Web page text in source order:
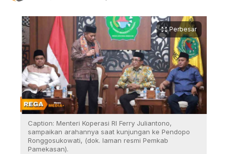
Perbesar
Caption: Menteri Koperasi RI Ferry Juliantono,
sampaikan arahannya saat kunjungan ke Pendopo
Ronggosukowati, (dok. laman resmi Pemkab
Pamekasan).